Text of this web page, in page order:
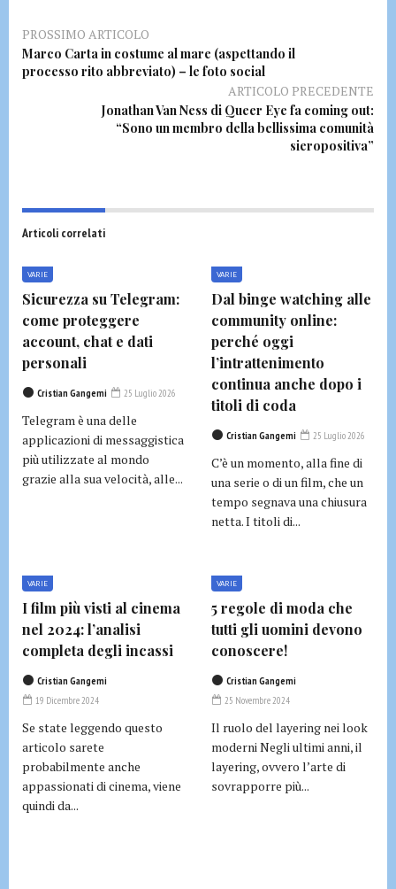
PROSSIMO ARTICOLO
Marco Carta in costume al mare (aspettando il
processo rito abbreviato) – le foto social
ARTICOLO PRECEDENTE
Jonathan Van Ness di Queer Eye fa coming out:
“Sono un membro della bellissima comunità
sieropositiva”
Articoli correlati
VARIE
Sicurezza su Telegram:
come proteggere
account, chat e dati
personali
Cristian Gangemi 25 Luglio 2026
Telegram è una delle
applicazioni di messaggistica
più utilizzate al mondo
grazie alla sua velocità, alle...
VARIE
Dal binge watching alle
community online:
perché oggi
l’intrattenimento
continua anche dopo i
titoli di coda
Cristian Gangemi 25 Luglio 2026
C’è un momento, alla fine di
una serie o di un film, che un
tempo segnava una chiusura
netta. I titoli di...
VARIE
I film più visti al cinema
nel 2024: l’analisi
completa degli incassi
Cristian Gangemi
19 Dicembre 2024
Se state leggendo questo
articolo sarete
probabilmente anche
appassionati di cinema, viene
quindi da...
VARIE
5 regole di moda che
tutti gli uomini devono
conoscere!
Cristian Gangemi
25 Novembre 2024
Il ruolo del layering nei look
moderni Negli ultimi anni, il
layering, ovvero l’arte di
sovrapporre più...